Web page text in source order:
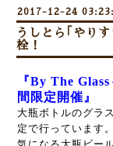
2017-12-24
うしとら｢やり
栓！
『By The
間限定開催』
大瓶ボトルのグラ
定で行っています。